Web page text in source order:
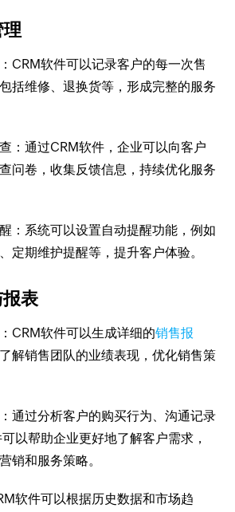
CRM软件可以记录客户的每一次售
括维修、退换货等，形成完整的服务
：通过CRM软件，企业可以向客户
问卷，收集反馈信息，持续优化服务
：系统可以设置自动提醒功能，例如
定期维护提醒等，提升客户体验。
表
CRM软件可以生成详细的销售报
解销售团队的业绩表现，优化销售策
通过分析客户的购买行为、沟通记录
以帮助企业更好地了解客户需求，
销和服务策略。
软件可以根据历史数据和市场趋